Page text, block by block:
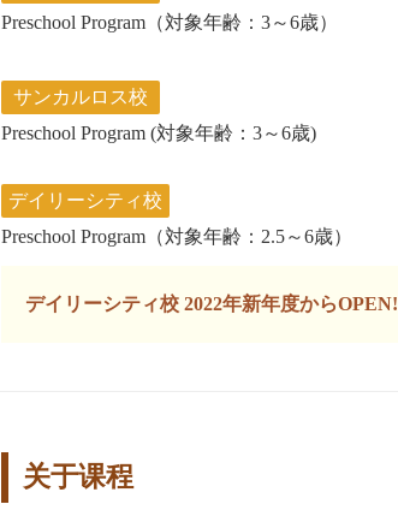
Preschool Program（対象年齢：3～6歳）
サンカルロス校
Preschool Program (対象年齢：3～6歳)
デイリーシティ校
Preschool Program（対象年齢：2.5～6歳）
デイリーシティ校 2022年新年度からOPEN!
关于课程